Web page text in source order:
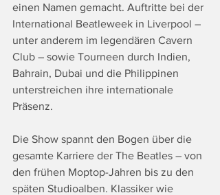
einen Namen gemacht. Auftritte bei der
International Beatleweek in Liverpool –
unter anderem im legendären Cavern
Club – sowie Tourneen durch Indien,
Bahrain, Dubai und die Philippinen
unterstreichen ihre internationale
Präsenz.
Die Show spannt den Bogen über die
gesamte Karriere der The Beatles – von
den frühen Moptop-Jahren bis zu den
späten Studioalben. Klassiker wie